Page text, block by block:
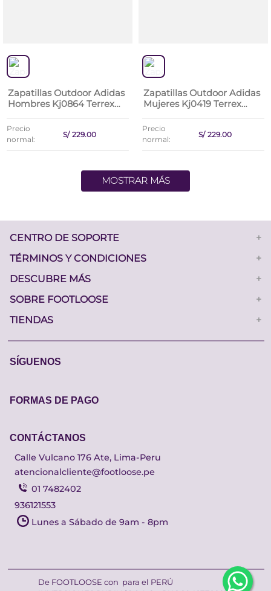
Zapatillas Outdoor Adidas
Hombres Kj0864 Terrex
Precio
normal:
S/ 229.00
Zapatillas Outdoor Adidas
Mujeres Kj0419 Terrex
Precio
normal:
S/ 229.00
MOSTRAR MÁS
CENTRO DE SOPORTE
+
TÉRMINOS Y CONDICIONES
+
DESCUBRE MÁS
+
SOBRE FOOTLOOSE
+
TIENDAS
+
SÍGUENOS
FORMAS DE PAGO
CONTÁCTANOS
Calle Vulcano 176 Ate, Lima-Peru
atencionalcliente@footloose.pe
01 7482402
936121553
Lunes a Sábado de 9am - 8pm
De FOOTLOOSE con para el PERÚ